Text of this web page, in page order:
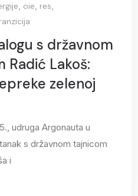
oie res
s državnom
Radić Lakoš:
zelenoj
udruga Argonauta u
s državnom tajnicom
i